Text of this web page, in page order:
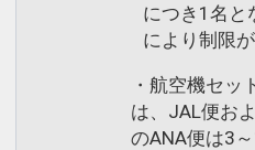
につき1名と
により制限
・航空機セッ
は、JAL便お
のANA便は3